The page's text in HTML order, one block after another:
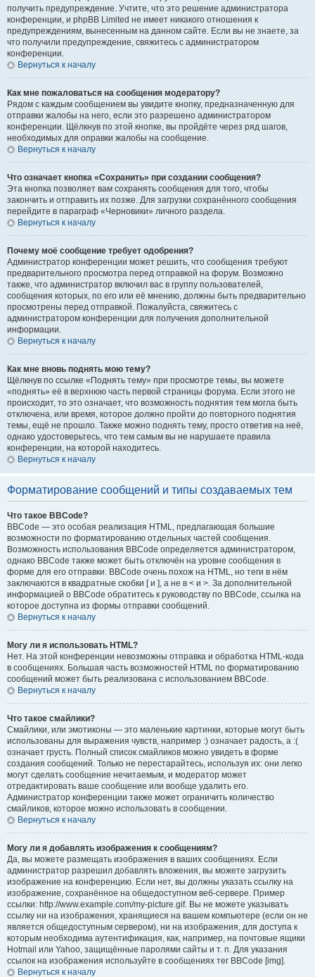
получить предупреждение. Учтите, что это решение администратора
конференции, и phpBB Limited не имеет никакого отношения к
предупреждениям, вынесенным на данном сайте. Если вы не знаете, за
что получили предупреждение, свяжитесь с администратором
конференции.
Вернуться к началу
Как мне пожаловаться на сообщения модератору?
Рядом с каждым сообщением вы увидите кнопку, предназначенную для
отправки жалобы на него, если это разрешено администратором
конференции. Щёлкнув по этой кнопке, вы пройдёте через ряд шагов,
необходимых для оправки жалобы на сообщение.
Вернуться к началу
Что означает кнопка «Сохранить» при создании сообщения?
Эта кнопка позволяет вам сохранять сообщения для того, чтобы
закончить и отправить их позже. Для загрузки сохранённого сообщения
перейдите в параграф «Черновики» личного раздела.
Вернуться к началу
Почему моё сообщение требует одобрения?
Администратор конференции может решить, что сообщения требуют
предварительного просмотра перед отправкой на форум. Возможно
также, что администратор включил вас в группу пользователей,
сообщения которых, по его или её мнению, должны быть предварительно
просмотрены перед отправкой. Пожалуйста, свяжитесь с
администратором конференции для получения дополнительной
информации.
Вернуться к началу
Как мне вновь поднять мою тему?
Щёлкнув по ссылке «Поднять тему» при просмотре темы, вы можете
«поднять» её в верхнюю часть первой страницы форума. Если этого не
происходит, то это означает, что возможность поднятия тем могла быть
отключена, или время, которое должно пройти до повторного поднятия
темы, ещё не прошло. Также можно поднять тему, просто ответив на неё,
однако удостоверьтесь, что тем самым вы не нарушаете правила
конференции, на которой находитесь.
Вернуться к началу
Форматирование сообщений и типы создаваемых тем
Что такое BBCode?
BBCode — это особая реализация HTML, предлагающая большие
возможности по форматированию отдельных частей сообщения.
Возможность использования BBCode определяется администратором,
однако BBCode также может быть отключён на уровне сообщения в
форме для его отправки. BBCode очень похож на HTML, но теги в нём
заключаются в квадратные скобки [ и ], а не в < и >. За дополнительной
информацией о BBCode обратитесь к руководству по BBCode, ссылка на
которое доступна из формы отправки сообщений.
Вернуться к началу
Могу ли я использовать HTML?
Нет. На этой конференции невозможны отправка и обработка HTML-кода
в сообщениях. Большая часть возможностей HTML по форматированию
сообщений может быть реализована с использованием BBCode.
Вернуться к началу
Что такое смайлики?
Смайлики, или эмотиконы — это маленькие картинки, которые могут быть
использованы для выражения чувств, например :) означает радость, а :(
означает грусть. Полный список смайликов можно увидеть в форме
создания сообщений. Только не перестарайтесь, используя их: они легко
могут сделать сообщение нечитаемым, и модератор может
отредактировать ваше сообщение или вообще удалить его.
Администратор конференции также может ограничить количество
смайликов, которое можно использовать в сообщении.
Вернуться к началу
Могу ли я добавлять изображения к сообщениям?
Да, вы можете размещать изображения в ваших сообщениях. Если
администратор разрешил добавлять вложения, вы можете загрузить
изображение на конференцию. Если нет, вы должны указать ссылку на
изображение, сохранённое на общедоступном веб-сервере. Пример
ссылки: http://www.example.com/my-picture.gif. Вы не можете указывать
ссылку ни на изображения, хранящиеся на вашем компьютере (если он не
является общедоступным сервером), ни на изображения, для доступа к
которым необходима аутентификация, как, например, на почтовые ящики
Hotmail или Yahoo, защищённые паролями сайты и т. п. Для указания
ссылок на изображения используйте в сообщениях тег BBCode [img].
Вернуться к началу